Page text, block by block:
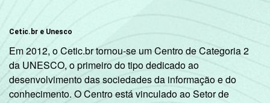
Cetic.br e Unesco
Em 2012, o Cetic.br tornou-se um Centro de Categoria 2
da UNESCO, o primeiro do tipo dedicado ao
desenvolvimento das sociedades da informação e do
conhecimento. O Centro está vinculado ao Setor de